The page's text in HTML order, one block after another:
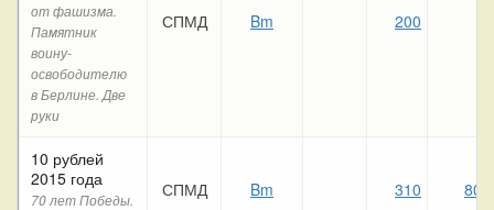
от фашизма.
Памятник
воину-
освободителю
в Берлине. Две
руки
СПМД Bm 200
10 рублей
2015 года
70 лет Победы.
СПМД Bm 310 80